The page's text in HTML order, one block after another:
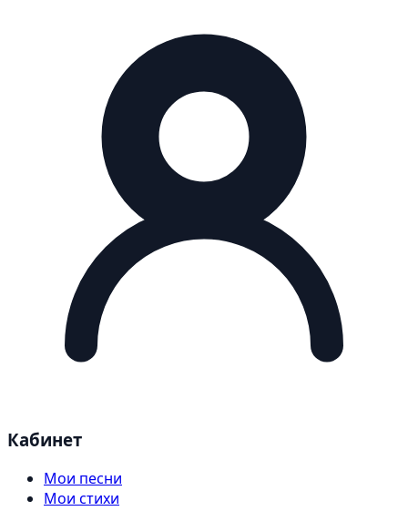
Кабинет
Мои песни
Мои стихи